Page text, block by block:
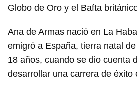
Globo de Oro y el Bafta
Ana de Armas nació en La
emigró a España, tierra natal
18 años, cuando se dio cuenta
desarrollar una carrera de éxito